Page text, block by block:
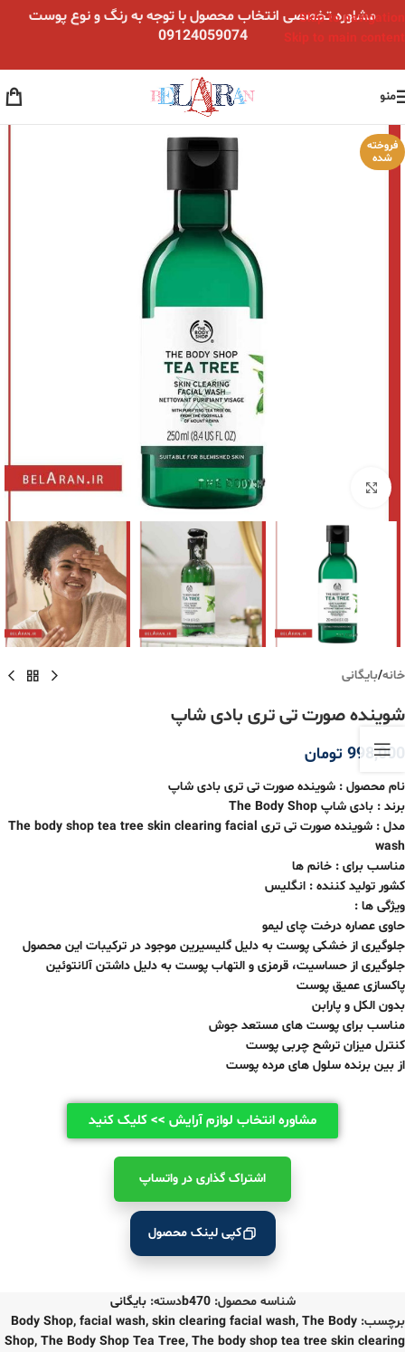
Skip to navigation
Skip to main content
مشاوره تخصصی انتخاب محصول با توجه به رنگ و نوع پوست
09124059074
منو
فروخته
شده
برای بزرگنمایی کلیک کنید
خانه/بایگانی
شوینده صورت تی تری بادی شاپ
998,000 تومان
نام محصول : شوینده صورت تی تری بادی شاپ
برند : بادی شاپ The Body Shop
مدل : شوینده صورت تی تری The body shop tea tree skin clearing facial
wash
مناسب برای : خانم ها
کشور تولید کننده : انگلیس
ویژگی ها :
حاوی عصاره درخت چای لیمو
جلوگیری از خشکی پوست به دلیل گلیسیرین موجود در ترکیبات این محصول
جلوگیری از حساسیت، قرمزی و التهاب پوست به دلیل داشتن آلانتوئین
پاکسازی عمیق پوست
بدون الکل و پارابن
مناسب برای پوست های مستعد جوش
کنترل میزان ترشح چربی پوست
از بین برنده سلول های مرده پوست
مشاوره انتخاب لوازم آرایش >> کلیک کنید
اشتراک ‌گذاری در واتساپ
کپی لینک محصول
شناسه محصول:b470دسته: بایگانی
برچسب:
Body Shop, facial wash, skin clearing facial wash, The Body
Shop, The Body Shop Tea Tree, The body shop tea tree skin clearing